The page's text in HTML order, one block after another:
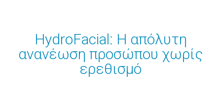
HydroFacial: Η απόλυτη
ανανέωση προσώπου χωρίς
ερεθισμό